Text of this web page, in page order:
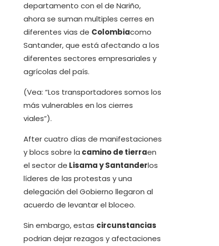
departamento con el de Nariño,
ahora se suman multiples cerres en
diferentes vias de Colombiacomo
Santander, que está afectando a los
diferentes sectores empresariales y
agrícolas del país.
(Vea: “Los transportadores somos los
más vulnerables en los cierres
viales”).
After cuatro días de manifestaciones
y blocs sobre la camino de tierraen
el sector de Lisama y Santanderlos
líderes de las protestas y una
delegación del Gobierno llegaron al
acuerdo de levantar el bloceo.
Sin embargo, estas circunstancias
podrian dejar rezagos y afectaciones